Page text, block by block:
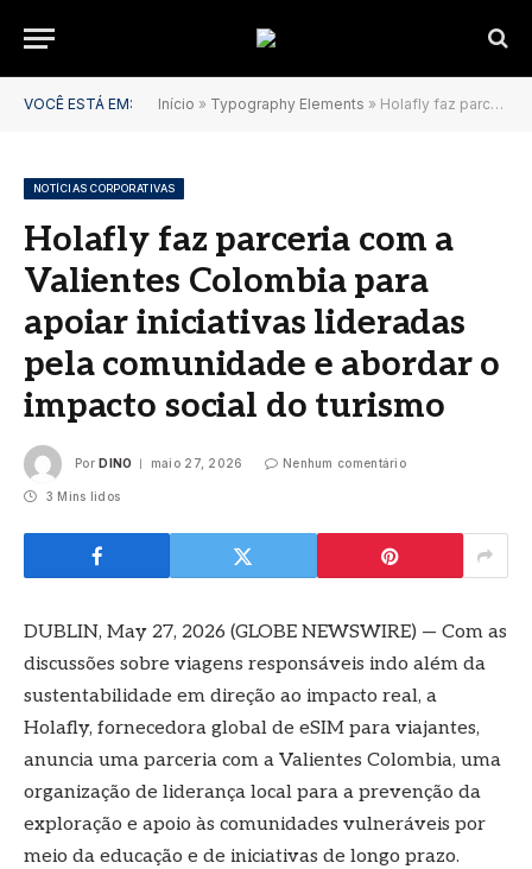
VOCÊ ESTÁ EM: Início » Typography Elements » Holafly faz parceria com a Valientes Colombia para apoiar iniciativas lideradas pela comunidade e abordar o impacto social do turismo
NOTÍCIAS CORPORATIVAS
Holafly faz parceria com a
Valientes Colombia para
apoiar iniciativas lideradas
pela comunidade e abordar o
impacto social do turismo
Por DINO maio 27, 2026 Nenhum comentário
3 Mins lidos
DUBLIN, May 27, 2026 (GLOBE NEWSWIRE) — Com as
discussões sobre viagens responsáveis indo além da
sustentabilidade em direção ao impacto real, a
Holafly, fornecedora global de eSIM para viajantes,
anuncia uma parceria com a Valientes Colombia, uma
organização de liderança local para a prevenção da
exploração e apoio às comunidades vulneráveis por
meio da educação e de iniciativas de longo prazo.